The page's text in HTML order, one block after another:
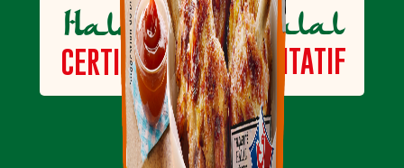
Halal
CERTIFIÉ
unHalal
QUALITATIF